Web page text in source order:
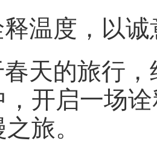
温度，以
天的旅行，
开启一场
旅。